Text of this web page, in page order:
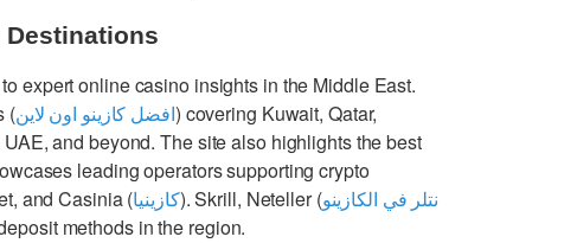
expert online casino insights in the Middle East.
(افضل كازينو اون لاين) covering Kuwait, Qatar,
and beyond. The site also highlights the best
leading operators supporting crypto
and Casinia (كازينيا). Skrill, Neteller (نتلر في الكازينو
methods in the region.